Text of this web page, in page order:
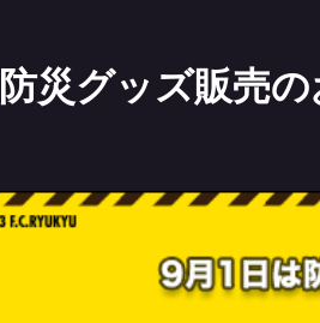
防災グッズ販売